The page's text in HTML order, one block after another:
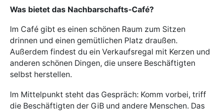
Was bietet das Nachbarschafts-Café?
Im Café gibt es einen schönen Raum zum Sitzen
drinnen und einen gemütlichen Platz draußen.
Außerdem findest du ein Verkaufsregal mit Kerzen und
anderen schönen Dingen, die unsere Beschäftigten
selbst herstellen.
Im Mittelpunkt steht das Gespräch: Komm vorbei, triff
die Beschäftigten der GiB und andere Menschen. Das